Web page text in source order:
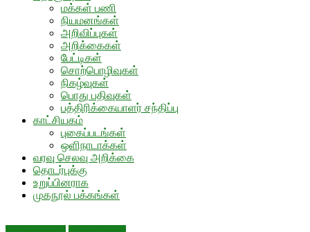
மக்கள் பணி
நியமனங்கள்
அறிவிப்புகள்
அறிக்கைகள்
பேட்டிகள்
சொற்பொழிவுகள்
நிகழ்வுகள்
பொது பதிவுகள்
பத்திரிக்கையாளர் சந்திப்பு
காட்சியகம்
புகைப்படங்கள்
ஒளிநாடாக்கள்
வரவு செலவு அறிக்கை
தொடர்புக்கு
உறுப்பினராக
முகநூல் பக்கங்கள்